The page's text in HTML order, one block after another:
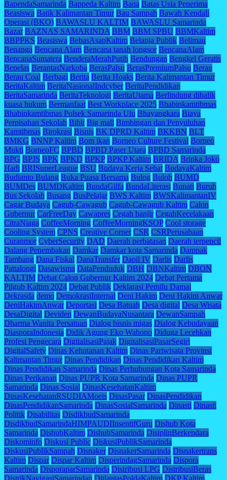
BapendaSamarinda Bappeda Kaltim Baqa Batas Usia Penerima
Beasiswa Batik Kalimantan Timur Bau Sampah Bawah Kendali
Operasi (BKO) BAWASLU KALTIM BAWASLU Samarinda
Bazar BAZNAS SAMARINDA BBM BBM SPBU BBMKaltim
BBPPKS Beasiswa BebasAsapKaltim Belanja Publik Belimau
Benanga Bencana Alam Bencana tanah longsor BencanaAlam
BencanaSumatera BenderaMerahPutih Bendungan Bengkel Geratis
Bepelas BerantasNarkoba BerasPalsu BerasPremiumPalsu Berau
Berau Coal Berbagi Berita Berita Hoaks Berita Kalimantan Timur
BeritaKaltim BeritaNasionalIndcyber BeritaPendidikan
BeritaSamarinda BeritaTeknologi BeritaUtama Berlindung dibalik
kuasa hukum Bermanfaat Best Workplace 2025 Bhabinkamtibmas
Bhabinkamtibmas Polsek Samarinda Ulu Bhayangkara Biaya
Perpisahan Sekolah Bibit Big mall Bimbingan dan Penyuluhan
Kamtibmas Birokrasi Bisnis BK DPRD Kaltim BKKBN BLT
BMKG BNNP Kaltim Bom ikan Borneo Culture Festival Borneo
Mukti BorneoFC BPBD BPBD Paser Utara BPBD Samarinda
BPG BPJS BPK BPKD BPKP BPKP Kaltim BRIDA Bripka Joko
Hadi BRISuperLeague BSU Budaya Kerja Sehat BudayaKaltim
Budianto Bulang Buka Puasa Bersama Bulog Buloh BUMD
BUMDes BUMDKaltim BundaGilfa BundaLiterasi Bupati Buruh
Bus Sekolah Busang BusPelajar BWS Kaltim BWSKalimantanIV
Cagar Budaya Cagub-Cawagub Cagub-Cawagub Kaltim Calon
Gubernur CarFreeDay Cawapres Cegah banjir CegahKecelakaan
CitraNiaga CoffeeMorning CoffeeMorningKSOP Cool storage
Cooling System CPNS Creative Corner CSR CSRPerusahaan
Curanmor CyberSecurity DAD Daerah perbatasan Daerah terpencil
Dalang Penembakan Damkar Damkar kota Samarinda Dampak
Tambang Dana Fiskal DanaTransfer Dapil IV Darlis Darlis
Pattalongi Dasawisma DataPenduduk DBH DBNKaltim DBON
KALTIM Debat Calon Gubernur Kaltim 2024 Debat Pertama
Pilgub Kaltim 2024 Debat Publik Deklarasi Pemilu Damai
Dekrasda demo DemokrasiInternal Deni Hakim Deni Hakim Anwar
DeniHakimAnwar Deportasi Desa Batuah Desa digital Desa Wisata
DesaDigital Deviden DewanBudayaNusantara DewanSampah
Dharma Wanita Persatuan Dialog bisnis migas Dialog Kebudayaan
DiasporaIndonesia Didik Agung Eko Wahono Diduga Lecehkan
Profesi Pengecara DigitalisasiPajak DigitalisasiPasarSegiri
DigitalSafety Dinas Kehutanan Kaltim Dinas Pariwisata Provinsi
Kalimantan Timur Dinas Pendidikan Dinas Pendidikan Kaltim
Dinas Pendidikan Samarinda Dinas Perhubungan Kota Samarinda
Dinas Perikanan Dinas PUPR Kota Samarinda Dinas PUPR
Samarinda Dinas Sosial DinasKesehatanKaltim
DinasKesehatanRSUDIAMoeis DinasPasar DinasPendidikan
DinasPendidikanSamarinda DinasSosialSamarinda Dinasti Dinasti
Politik Disabilitas DisdikbudSamarinda
DisdikbudSamarindaHIMPAUDIInsentifGuru Dishub Kota
Samarinda DishubKaltim DishubSamarinda DisiplinBerkendara
Diskominfo Diskusi Public DiskusiPublikSamarinda
DiskusiPublikSampah Disnaker DisnakerSamarinda Disnakertrans
Kaltim Dispar Dispar Kaltim DisperindagSamarinda Dispora
Samarinda DisporaparSamarinda Distribusi LPG DistribusiBeras
DistrikNavigasiSamarindap DitlantasPoldaKaltim DKP Kaltim